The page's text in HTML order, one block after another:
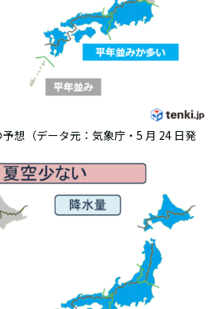
想（データ元：気象庁・5 月 24 日発